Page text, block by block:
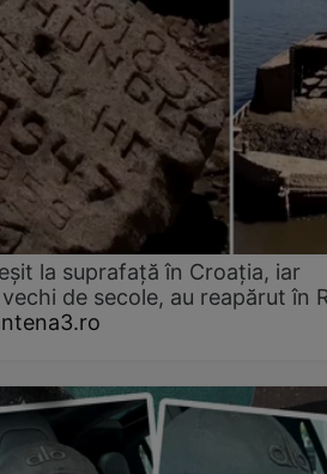
la suprafață în Croația, iar
de secole, au reapărut în